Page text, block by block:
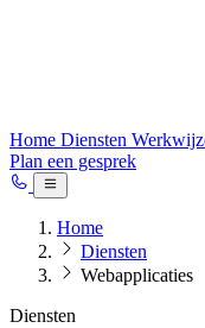
Home Diensten
Plan een gesprek
Home
Diensten
Webapplicaties
Diensten